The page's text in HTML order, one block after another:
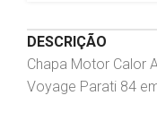
DESCRIÇÃO
Chapa Motor Calor
Voyage Parati 84